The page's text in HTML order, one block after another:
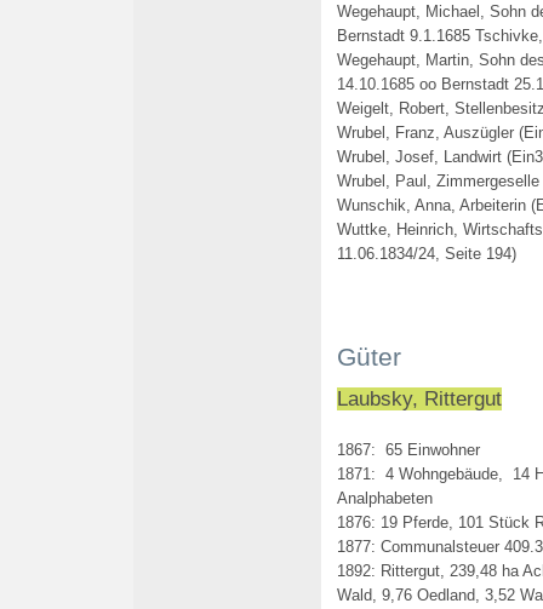
Wegehaupt, Michael, Sohn
Bernstadt 9.1.1685
Wegehaupt, Martin, Sohn
14.10.1685 oo Bernstadt
Weigelt, Robert,
Wrubel, Franz, Auszügler
Wrubel, Josef, Landwirt
Wrubel, Paul,
Wunschik, Anna, Arbeiterin
Wuttke, Heinrich,
11.06.1834/24, Seite 194)
Güter
Laubsky, Rittergut
1867: 65 Einwohner
1871: 4 Wohngebäude, 14
Analphabeten
1876: 19 Pferde, 101 Stück
1877: Communalsteuer
1892: Rittergut, 239,48 ha
Wald, 9,76 Oedland, 3,52